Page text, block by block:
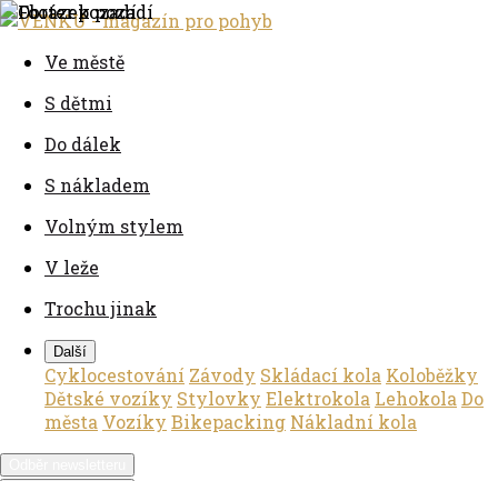
Ve městě
S dětmi
Do dálek
S nákladem
Volným stylem
V leže
Trochu jinak
Další
Cyklocestování Závody Skládací kola Koloběžky
Dětské vozíky Stylovky Elektrokola Lehokola Do
města Vozíky Bikepacking Nákladní kola